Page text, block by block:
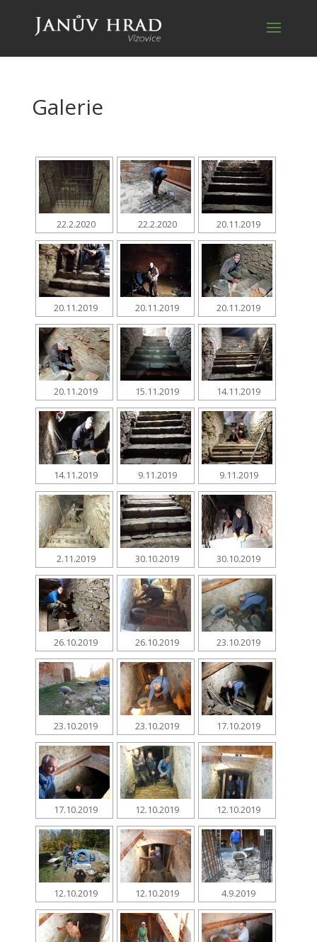
Galerie
22.2.2020 22.2.2020 20.11.2019
20.11.2019 20.11.2019 20.11.2019
20.11.2019 15.11.2019 14.11.2019
14.11.2019 9.11.2019 9.11.2019
2.11.2019 30.10.2019 30.10.2019
26.10.2019 26.10.2019 23.10.2019
23.10.2019 23.10.2019 17.10.2019
17.10.2019 12.10.2019 12.10.2019
12.10.2019 12.10.2019 4.9.2019